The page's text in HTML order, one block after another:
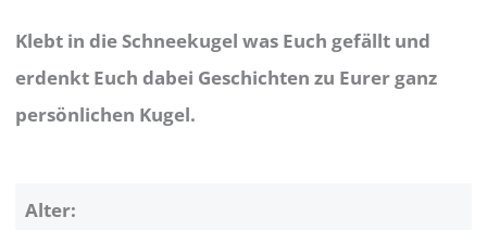
Klebt in die Schneekugel was Euch gefällt und
erdenkt Euch dabei Geschichten zu Eurer ganz
persönlichen Kugel.
Alter: